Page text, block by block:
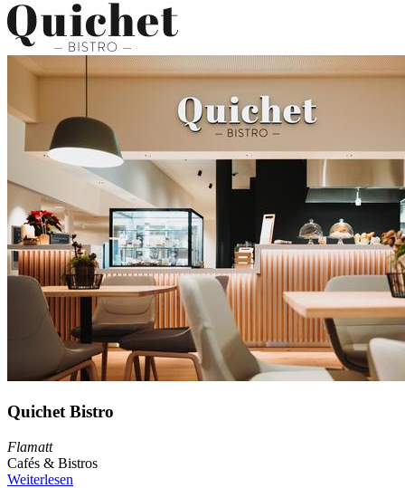
Quichet Bistro
Flamatt
Cafés & Bistros
Weiterlesen